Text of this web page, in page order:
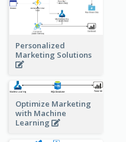
Personalized
Marketing Solutions
Optimize Marketing
with Machine
Learning